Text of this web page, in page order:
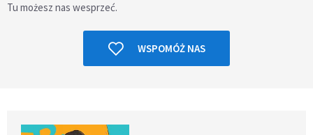
Tu możesz nas wesprzeć.
WSPOMÓŻ NAS